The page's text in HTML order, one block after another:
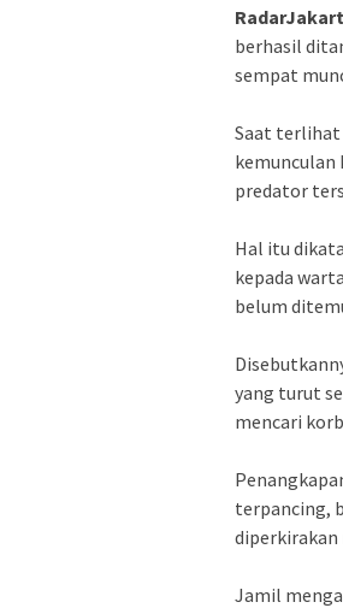
berhasil
sempat
Saat terlihat
kemunculan
predator
Hal itu
kepada
belum
yang turut
mencari
terpancing,
Jamil